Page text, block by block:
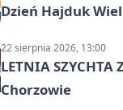
Dzień Hajduk
22 sierpnia 2026, 13:00
LETNIA SZYCHTA
Chorzowie